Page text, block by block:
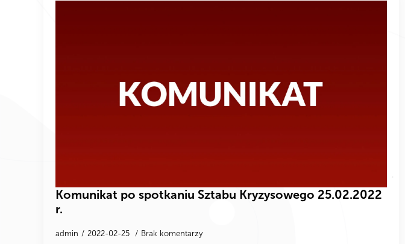
Komunikat po spotkaniu Sztabu Kryzysowego 25.02.2022
r.
admin 2022-02-25 Brak komentarzy